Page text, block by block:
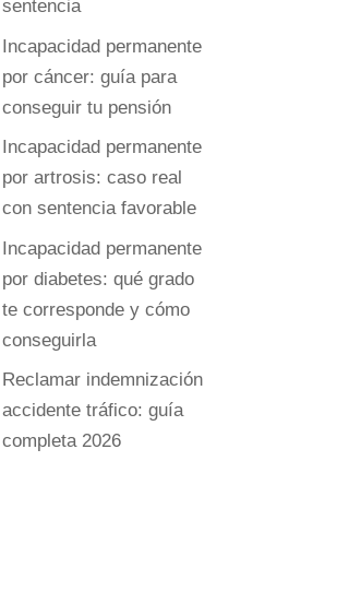
sentencia
Incapacidad permanente
por cáncer: guía para
conseguir tu pensión
Incapacidad permanente
por artrosis: caso real
con sentencia favorable
Incapacidad permanente
por diabetes: qué grado
te corresponde y cómo
conseguirla
Reclamar indemnización
accidente tráfico: guía
completa 2026